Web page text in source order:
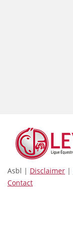
Asbl | Disclaimer |
Contact